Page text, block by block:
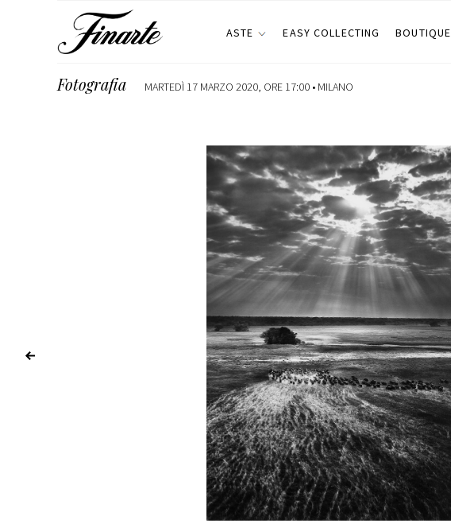
ASTE EASY COLLECTING BOUTIQUE
Fotografia MARTEDÌ 17 MARZO 2020, ORE 17:00 • MILANO